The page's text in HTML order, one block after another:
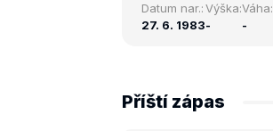
Datum nar.:
27. 6. 1983
Výška:
-
Váha:
-
Příští zápas